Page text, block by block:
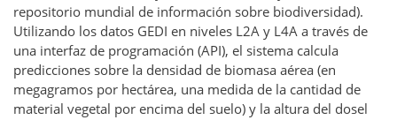
repositorio mundial de información sobre biodiversidad).
Utilizando los datos GEDI en niveles L2A y L4A a través de
una interfaz de programación (API), el sistema calcula
predicciones sobre la densidad de biomasa aérea (en
megagramos por hectárea, una medida de la cantidad de
material vegetal por encima del suelo) y la altura del dosel